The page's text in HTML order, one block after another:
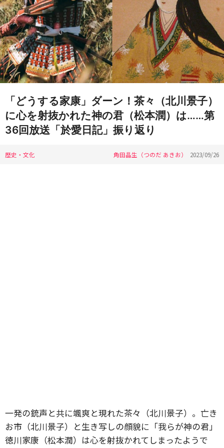
「どうする家康」ダーン！茶々（北川景子）
に心を射抜かれた神の君（松本潤）は……第
36回放送「於愛日記」振り返り
歴史・文化 角田晶生（つのだ あきお） 2023/09/26
一発の銃声と共に颯爽と現れた茶々（北川景子）。亡き
お市（北川景子）と生き写しの顔貌に「我らが神の君」
徳川家康（松本潤）は心を射抜かれてしまったようで